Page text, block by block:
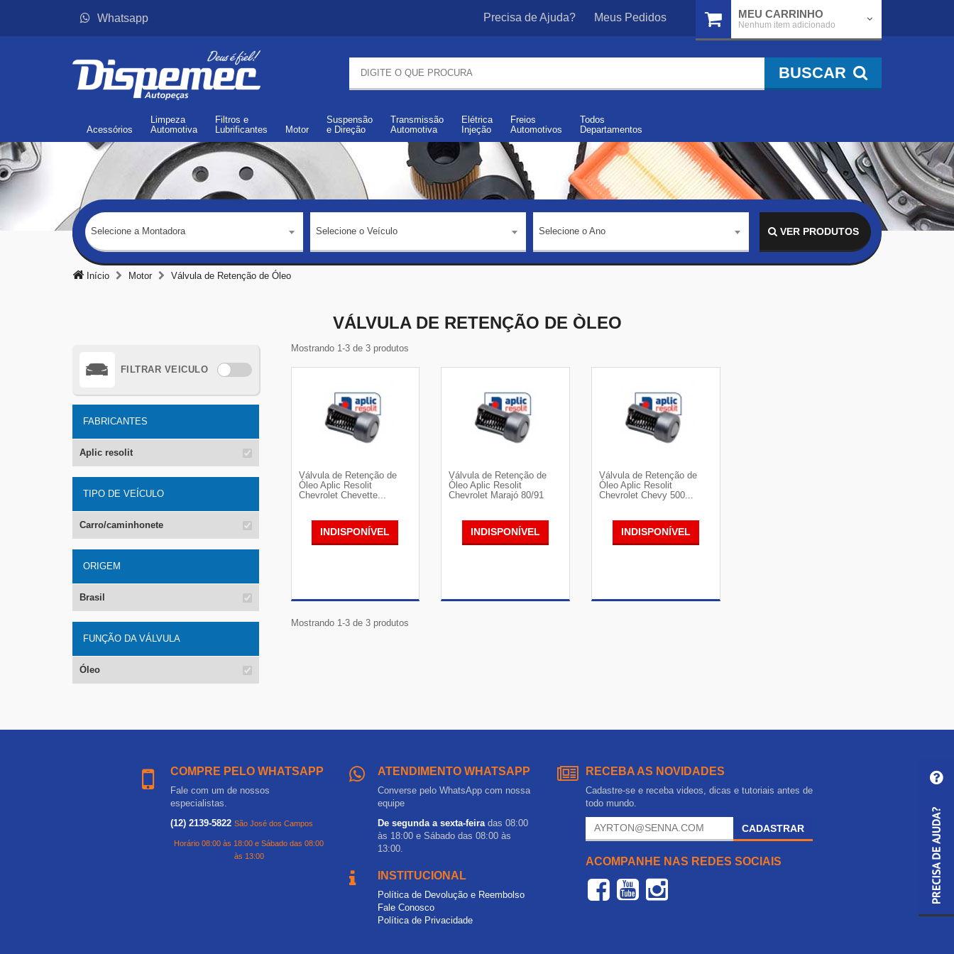
Whatsapp Precisa de Ajuda? Meus Pedidos MEU CARRINHO
Nenhum item adicionado
BUSCAR
Acessórios
Limpeza
Automotiva
Filtros e
Lubrificantes
Motor
Suspensão
e Direção
Transmissão
Automotiva
Elétrica
Injeção
Freios
Automotivos
Todos
Departamentos
Selecione a Montadora Selecione o Veículo Selecione o Ano VER PRODUTOS
Início Motor Válvula de Retenção de Óleo
VÁLVULA DE RETENÇÃO DE ÒLEO
FILTRAR VEICULO
FABRICANTES
Aplic resolit
TIPO DE VEÍCULO
Carro/caminhonete
ORIGEM
Brasil
FUNÇÃO DA VÁLVULA
Óleo
Mostrando 1-3 de 3 produtos
Válvula de Retenção de
Óleo Aplic Resolit
Chevrolet Chevette...
INDISPONÍVEL
Válvula de Retenção de
Óleo Aplic Resolit
Chevrolet Marajó 80/91
INDISPONÍVEL
Válvula de Retenção de
Óleo Aplic Resolit
Chevrolet Chevy 500...
INDISPONÍVEL
Mostrando 1-3 de 3 produtos
COMPRE PELO WHATSAPP
Fale com um de nossos
especialistas.
(12) 2139-5822 São José dos Campos
Horário 08:00 às 18:00 e Sábado das 08:00
às 13:00
ATENDIMENTO WHATSAPP
Converse pelo WhatsApp com nossa
equipe
De segunda a sexta-feira das 08:00
às 18:00 e Sábado das 08:00 às
13:00.
INSTITUCIONAL
Política de Devolução e Reembolso
Fale Conosco
Política de Privacidade
RECEBA AS NOVIDADES
Cadastre-se e receba videos, dicas e tutoriais antes de
todo mundo.
CADASTRAR
ACOMPANHE NAS REDES SOCIAIS